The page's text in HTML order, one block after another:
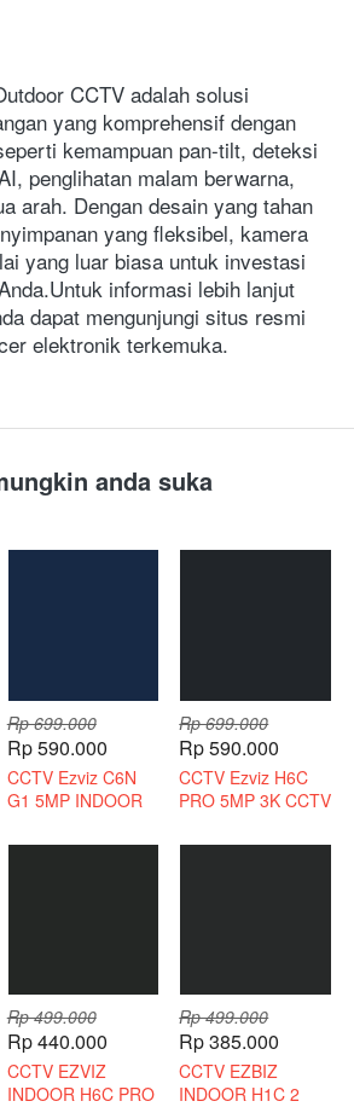
CCTV adalah solusi
yang komprehensif dengan
kemampuan pan-tilt, deteksi
penglihatan malam berwarna,
arah. Dengan desain yang tahan
yang fleksibel, kamera
yang luar biasa untuk investasi
informasi lebih lanjut
dapat mengunjungi situs resmi
elektronik terkemuka.
anda suka
Rp 699.000
Rp 590.000
CCTV Ezviz C6N
G1 5MP INDOOR
AUDIO
Rp 699.000
Rp 590.000
CCTV Ezviz H6C
PRO 5MP 3K CCTV
AUDIO
Rp 499.000
Rp 440.000
CCTV EZVIZ
INDOOR H6C PRO
Rp 499.000
Rp 385.000
CCTV EZBIZ
INDOOR H1C 2